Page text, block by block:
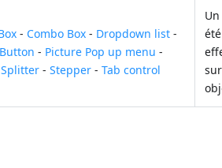
- Combo Box - Dropdown list -
- Picture Pop up menu -
Splitter -Stepper -Tab control
été